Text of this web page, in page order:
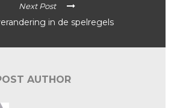
Next Post
in de spelregels
AUTHOR